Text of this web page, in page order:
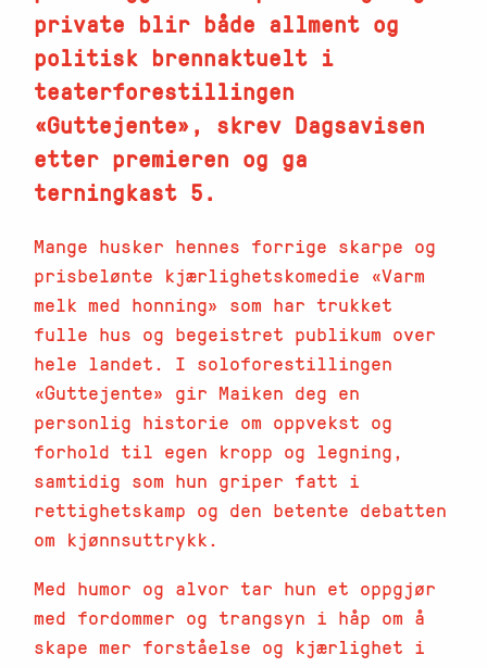
private blir både allment og
politisk brennaktuelt i
teaterforestillingen
«Guttejente», skrev Dagsavisen
etter premieren og ga
terningkast 5.
Mange husker hennes forrige skarpe og
prisbelønte kjærlighetskomedie «Varm
melk med honning» som har trukket
fulle hus og begeistret publikum over
hele landet. I soloforestillingen
«Guttejente» gir Maiken deg en
personlig historie om oppvekst og
forhold til egen kropp og legning,
samtidig som hun griper fatt i
rettighetskamp og den betente debatten
om kjønnsuttrykk.
Med humor og alvor tar hun et oppgjør
med fordommer og trangsyn i håp om å
skape mer forståelse og kjærlighet i